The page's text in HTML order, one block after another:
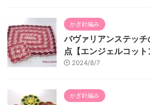
かぎ針編み
バヴァリアンステッ
点【エンジェルコット
2024/8/7
かぎ針編み